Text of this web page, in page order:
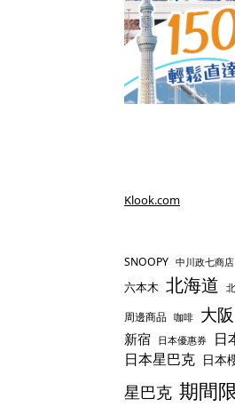
Klook.com
SNOOPY 中川政七商店
六本木 北海道
周邊商品 咖啡 大阪
新宿 日本優惠券 日
日本星巴克 日本
星巴克 期間